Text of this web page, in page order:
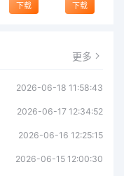
下载 下载
更多
2026-06-18 11:58:43
2026-06-17 12:34:52
2026-06-16 12:25:15
2026-06-15 12:00:30